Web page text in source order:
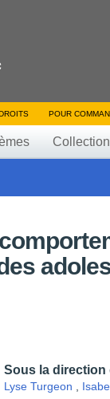
POUR
Sous la direction
Lyse Turgeon